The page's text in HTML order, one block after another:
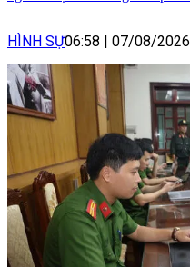
HÌNH SỰ06:58 07/08/2026